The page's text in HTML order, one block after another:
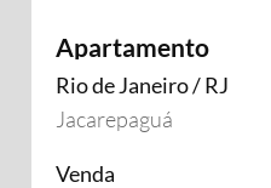
Apartamento
Rio de Janeiro / RJ
Jacarepaguá
Venda